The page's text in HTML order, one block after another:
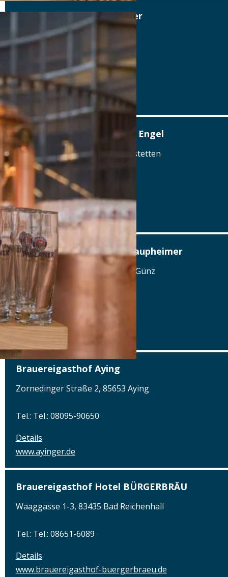
Brauerei Gasthof Wiethaler
Welserplatz 6, 91207 Lauf
Tel.: Tel.: 09126-5460
Details
www.gasthof-wiethaler.de
Brauerei und Gasthof zum Engel
Raiffeisenstraße 4, 89367 Waldstetten
Tel.: Tel.: 08223-274
Details
www.engelbrauerei.de
Brauerei-Gasthof-Hotel Laupheimer
Dorfstr. 19, 87784 Westerheim-Günz
Tel.: Tel.: 08336-7663
Details
Brauereigasthof Aying
Zornedinger Straße 2, 85653 Aying
Tel.: Tel.: 08095-90650
Details
www.ayinger.de
Brauereigasthof Hotel BÜRGERBRÄU
Waaggasse 1-3, 83435 Bad Reichenhall
Tel.: Tel.: 08651-6089
Details
www.brauereigasthof-buergerbraeu.de